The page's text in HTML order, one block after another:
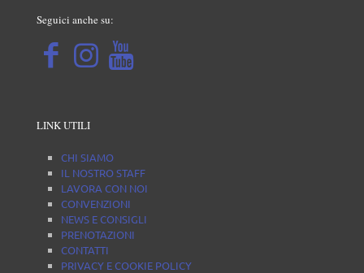
Seguici anche su:
LINK UTILI
CHI SIAMO
IL NOSTRO STAFF
LAVORA CON NOI
CONVENZIONI
NEWS E CONSIGLI
PRENOTAZIONI
CONTATTI
PRIVACY E COOKIE POLICY